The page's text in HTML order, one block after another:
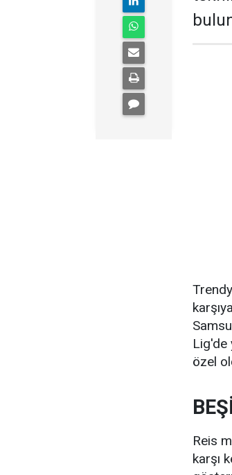
Lig'de
özel
Reis
karşı